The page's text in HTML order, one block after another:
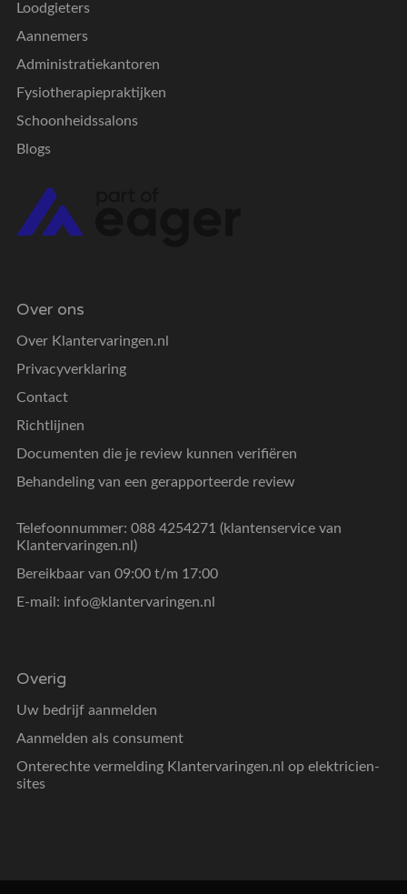
Loodgieters
Aannemers
Administratiekantoren
Fysiotherapiepraktijken
Schoonheidssalons
Blogs
Over ons
Over Klantervaringen.nl
Privacyverklaring
Contact
Richtlijnen
Documenten die je review kunnen verifiëren
Behandeling van een gerapporteerde review
Telefoonnummer: 088 4254271 (klantenservice van
Klantervaringen.nl)
Bereikbaar van 09:00 t/m 17:00
E-mail: info@klantervaringen.nl
Overig
Uw bedrijf aanmelden
Aanmelden als consument
Onterechte vermelding Klantervaringen.nl op elektricien-
sites